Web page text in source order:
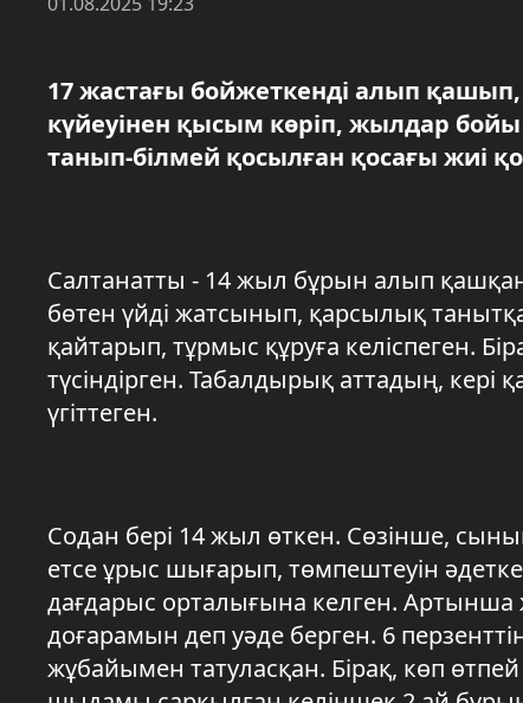
17 жастағы бойжеткенді алып
күйеуінен қысым көріп, жылдар бойы
танып-білмей қосылған қосағы жиі
Салтанатты - 14 жыл бұрын алып
бөтен үйді жатсынып, қарсылық
қайтарып, тұрмыс құруға келіспеген.
түсіндірген. Табалдырық аттадың,
үгіттеген.
Содан бері 14 жыл өткен. Сөзінше,
етсе ұрыс шығарып, төмпештеуін
дағдарыс орталығына келген. Артынша
доғарамын деп уәде берген. 6
жұбайымен татуласқан. Бірақ, көп